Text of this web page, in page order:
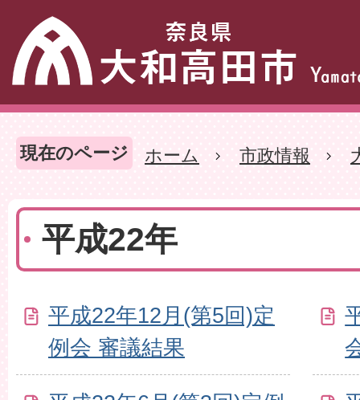
現在のページ ホーム 市政情報
平成22年
平成22年12月(第5回)定
例会 審議結果